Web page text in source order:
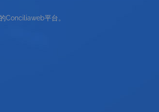
Conciliaweb平台。